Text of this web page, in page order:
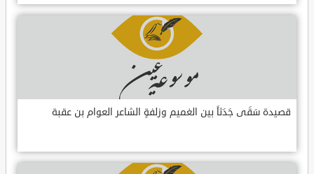
قصيدة سَقَى جَدَثاً بين الغميم وزلفةٍ الشاعر العوام بن عقبة